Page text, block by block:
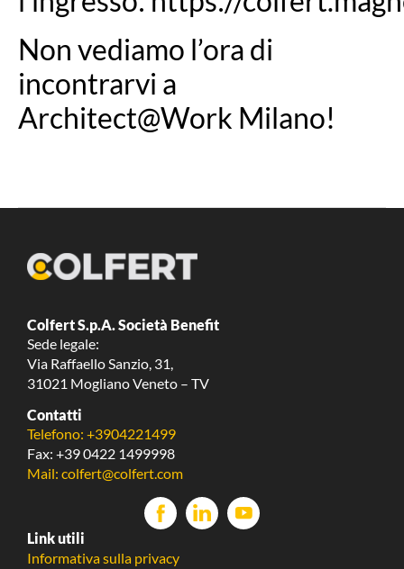
Non vediamo l’ora di
incontrarvi a
Architect@Work Milano!
Colfert S.p.A. Società Benefit
Sede legale:
Via Raffaello Sanzio, 31,
31021 Mogliano Veneto – TV
Contatti
Telefono: +3904221499
Fax: +39 0422 1499998
Mail: colfert@colfert.com
Link utili
Informativa sulla privacy